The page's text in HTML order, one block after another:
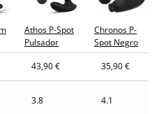
Athos P-Spot
Pulsador
Chronos P-
Spot Negro
43,90 € 35,90 €
3.8 4.1